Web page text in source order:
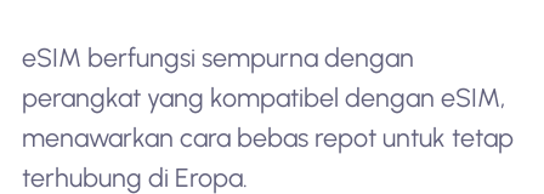
eSIM berfungsi sempurna dengan
perangkat yang kompatibel dengan eSIM,
menawarkan cara bebas repot untuk tetap
terhubung di Eropa.